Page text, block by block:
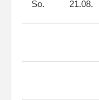
So. 21.08.